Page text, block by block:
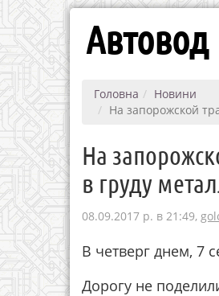
Автовод
Головна
Новини
На запорожской
На
в груду
08.09.2017 р. в 21:49,
В четверг днем, 7
Дорогу не